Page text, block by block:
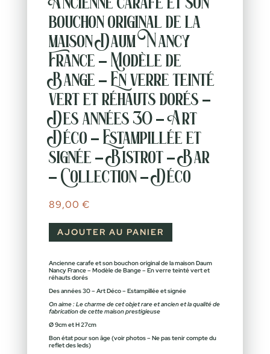
bouchon original de la
maison Daum Nancy
France – Modèle de
Bange – En verre teinté
vert et réhauts dorés –
Des années 30 – Art
Déco – Estampillée et
signée – Bistrot – Bar
– Collection – Déco
89,00 €
AJOUTER AU PANIER
Ancienne carafe et son bouchon original de la maison Daum
Nancy France – Modèle de Bange – En verre teinté vert et
réhauts dorés
Des années 30 – Art Déco – Estampillée et signée
On aime : Le charme de cet objet rare et ancien et la qualité de
fabrication de cette maison prestigieuse
Ø 9cm et H 27cm
Bon état pour son âge (voir photos – Ne pas tenir compte du
reflet des leds)